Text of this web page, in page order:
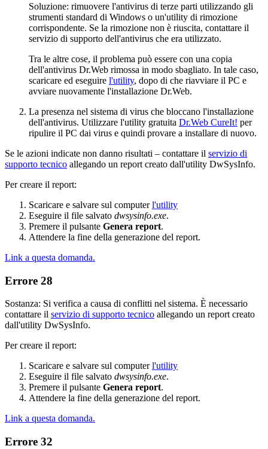
Soluzione: rimuovere l'antivirus di terze parti utilizzando gli
strumenti standard di Windows o un'utility di rimozione
corrispondente. Se la rimozione non è riuscita, contattare il
servizio di supporto dell'antivirus che era utilizzato.
Tra le altre cose, il problema può essere con una copia
dell'antivirus Dr.Web rimossa in modo sbagliato. In tale caso,
scaricare ed eseguire l'utility, dopo di che riavviare il PC e
avviare nuovamente l'installazione Dr.Web.
La presenza nel sistema di virus che bloccano l'installazione
dell'antivirus. Utilizzare l'utility gratuita Dr.Web CureIt! per
ripulire il PC dai virus e quindi provare a installare di nuovo.
Se le azioni indicate non danno risultati – contattare il servizio di
supporto tecnico allegando un report creato dall'utility DwSysInfo.
Per creare il report:
Scaricare e salvare sul computerl'utility
Eseguire il file salvato dwsysinfo.exe.
Premere il pulsante Genera report.
Attendere la fine della generazione del report.
Link a questa domanda.
Errore 28
Sostanza: Si verifica a causa di conflitti nel sistema. È necessario
contattare il servizio di supporto tecnico allegando un report creato
dall'utility DwSysInfo.
Per creare il report:
Scaricare e salvare sul computerl'utility
Eseguire il file salvato dwsysinfo.exe.
Premere il pulsante Genera report.
Attendere la fine della generazione del report.
Link a questa domanda.
Errore 32